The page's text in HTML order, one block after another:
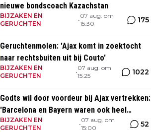
nieuwe bondscoach Kazachstan
BIJZAKEN EN
GERUCHTEN
•
07 aug. om
15:30
175
Geruchtenmolen: 'Ajax komt in zoektocht
naar rechtsbuiten uit bij Couto'
BIJZAKEN EN
GERUCHTEN
•
07 aug. om
15:25
1022
Godts wil door voordeur bij Ajax vertrekken:
'Barcelona en Bayern waren ook heel
serieus'
BIJZAKEN EN
GERUCHTEN
•
07 aug. om
15:00
52